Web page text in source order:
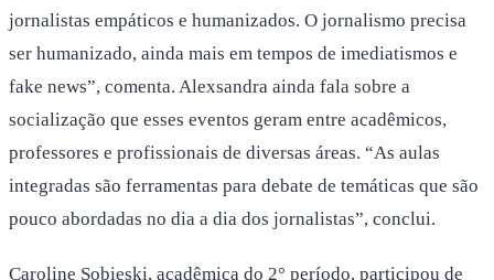
jornalistas empáticos e humanizados. O jornalismo precisa
ser humanizado, ainda mais em tempos de imediatismos e
fake news”, comenta. Alexsandra ainda fala sobre a
socialização que esses eventos geram entre acadêmicos,
professores e profissionais de diversas áreas. “As aulas
integradas são ferramentas para debate de temáticas que são
pouco abordadas no dia a dia dos jornalistas”, conclui.
Caroline Sobieski, acadêmica do 2° período, participou de